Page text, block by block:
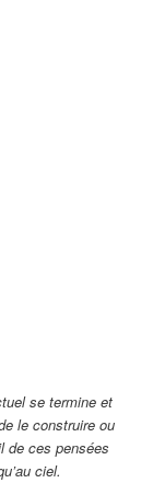
se termine et
le construire ou
de ces pensées
ciel.